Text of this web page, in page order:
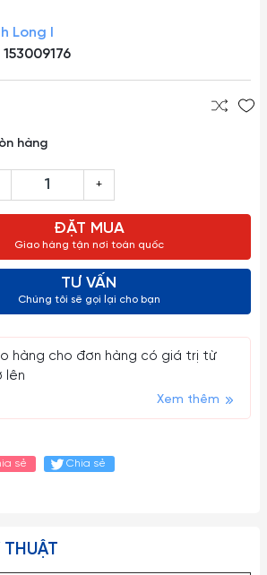
Long I
hàng
+
ĐẶT MUA
Giao hàng tận nơi toàn quốc
TƯ VẤN
Chúng tôi sẽ gọi lại cho bạn
hàng cho đơn hàng có giá trị từ
lên
Xem thêm
sẻ Chia sẻ